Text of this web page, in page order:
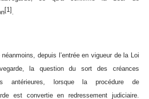
[1] .
depuis l’entrée en vigueur de la Loi
la question du sort des créances
antérieures, lorsque la procédure de
est convertie en redressement judiciaire.